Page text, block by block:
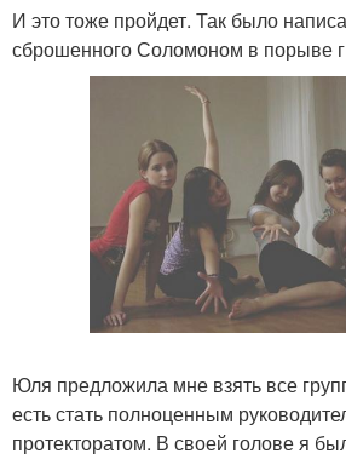
И это тоже пройдет. Так было
сброшенного Соломоном в порыве
Юля предложила мне взять все
есть стать полноценным
протекторатом. В своей голове я